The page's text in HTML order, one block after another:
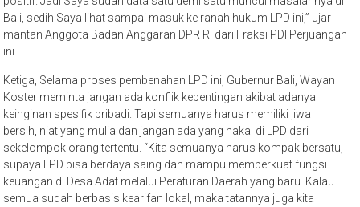
Bali, sedih Saya lihat sampai masuk ke ranah hukum LPD ini,” ujar
mantan Anggota Badan Anggaran DPR RI dari Fraksi PDI Perjuangan
ini.
Ketiga, Selama proses pembenahan LPD ini, Gubernur Bali, Wayan
Koster meminta jangan ada konflik kepentingan akibat adanya
keinginan spesifik pribadi. Tapi semuanya harus memiliki jiwa
bersih, niat yang mulia dan jangan ada yang nakal di LPD dari
sekelompok orang tertentu. “Kita semuanya harus kompak bersatu,
supaya LPD bisa berdaya saing dan mampu memperkuat fungsi
keuangan di Desa Adat melalui Peraturan Daerah yang baru. Kalau
semua sudah berbasis kearifan lokal, maka tatannya juga kita